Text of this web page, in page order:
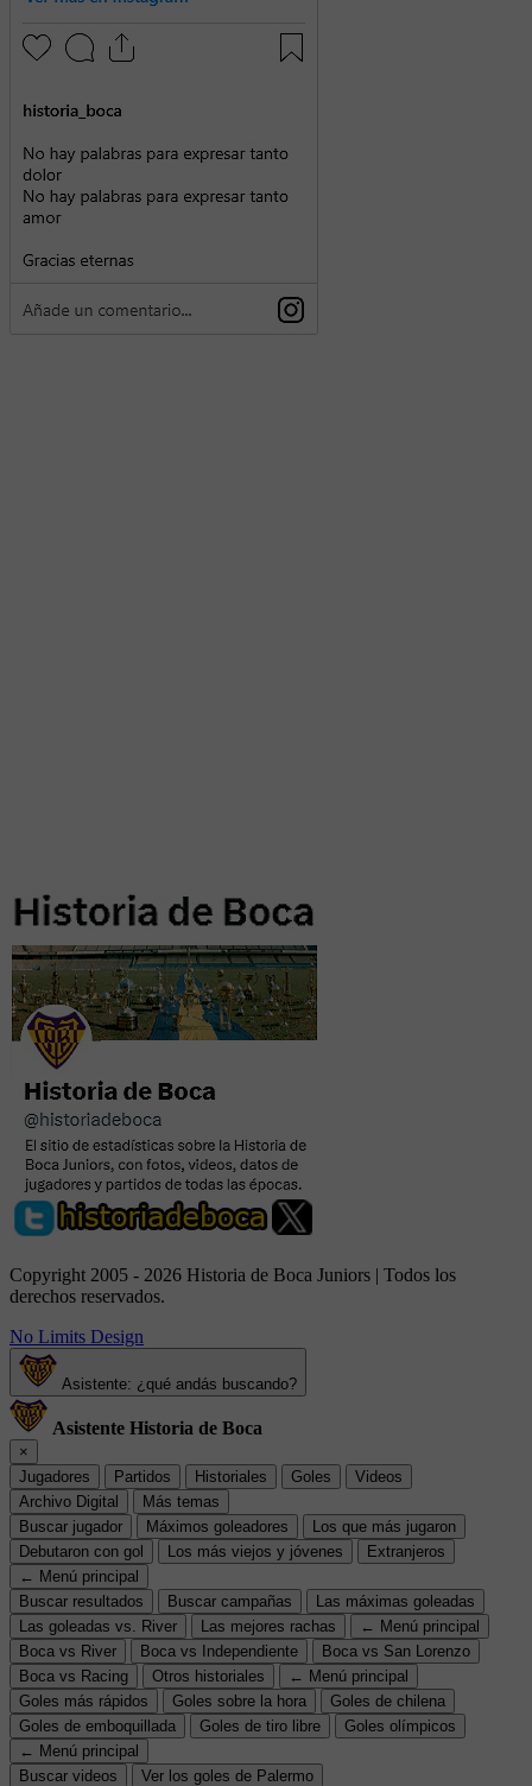
Copyright 2005 - 2026 Historia de Boca Juniors | Todos los
derechos reservados.
No Limits Design
Asistente: ¿qué andás buscando?
Asistente Historia de Boca
×
Jugadores
Partidos Historiales Goles
Videos
Archivo Digital
Más temas
Buscar jugador
Máximos goleadores
Los que más jugaron
Debutaron con gol
Los más viejos y jóvenes
Extranjeros
← Menú principal
Buscar resultados
Buscar campañas
Las máximas goleadas
Las goleadas vs. River
Las mejores rachas
← Menú principal
Boca vs River
Boca vs Independiente
Boca vs San Lorenzo
Boca vs Racing
Otros historiales
← Menú principal
Goles más rápidos
Goles sobre la hora
Goles de chilena
Goles de emboquillada
Goles de tiro libre
Goles olímpicos
← Menú principal
Buscar videos
Ver los goles de Palermo